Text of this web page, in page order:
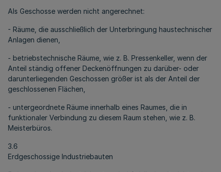
Als Geschosse werden nicht angerechnet:
- Räume, die ausschließlich der Unterbringung haustechnischer
Anlagen dienen,
- betriebstechnische Räume, wie z. B. Pressenkeller, wenn der
Anteil ständig offener Deckenöffnungen zu darüber- oder
darunterliegenden Geschossen größer ist als der Anteil der
geschlossenen Flächen,
- untergeordnete Räume innerhalb eines Raumes, die in
funktionaler Verbindung zu diesem Raum stehen, wie z. B.
Meisterbüros.
3.6
Erdgeschossige Industriebauten